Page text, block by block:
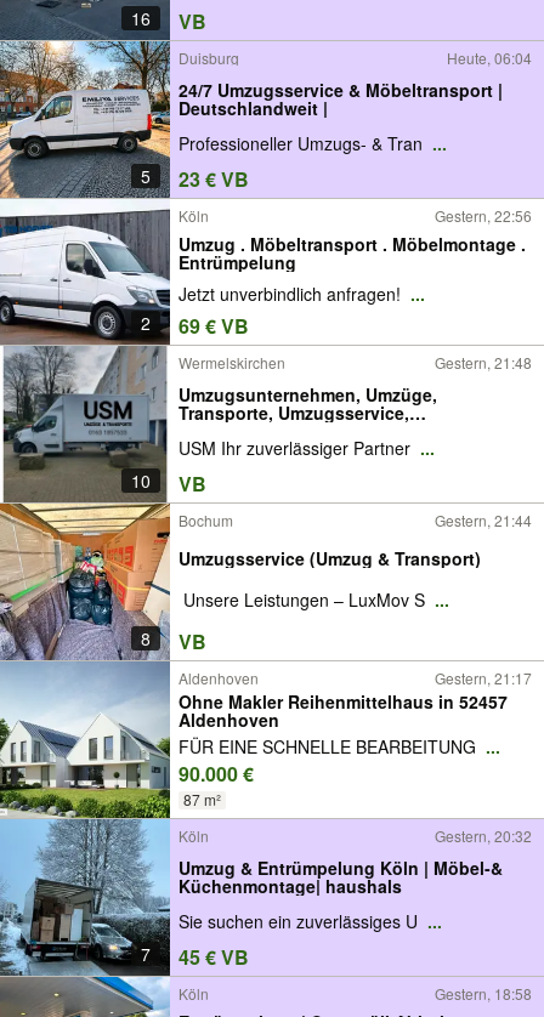
16 VB
5
Duisburg Heute, 06:04
24/7 Umzugsservice & Möbeltransport |
Deutschlandweit |
Professioneller Umzugs- & Tran ...
23 € VB
2
Köln Gestern, 22:56
Umzug . Möbeltransport . Möbelmontage .
Entrümpelung
Jetzt unverbindlich anfragen! ...
69 € VB
10
Wermelskirchen Gestern, 21:48
Umzugsunternehmen, Umzüge,
Transporte, Umzugsservice,
Aufbauservice
USM Ihr zuverlässiger Partner ...
VB
8
Bochum Gestern, 21:44
Umzugsservice (Umzug & Transport)
️ Unsere Leistungen – LuxMov S ...
VB
Aldenhoven Gestern, 21:17
Ohne Makler Reihenmittelhaus in 52457
Aldenhoven
FÜR EINE SCHNELLE BEARBEITUNG ...
90.000 €
87 m²
7
Köln Gestern, 20:32
Umzug & Entrümpelung Köln | Möbel-&
Küchenmontage| haushals
Sie suchen ein zuverlässiges U ...
45 € VB
Köln Gestern, 18:58